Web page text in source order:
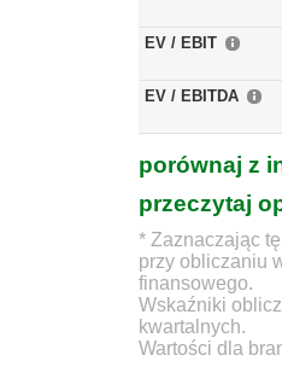
EV / EBIT
EV / EBITDA
porównaj z
przeczytaj
* Zaznaczając
przy obliczaniu
finansowego.
Wskaźniki
kwartalnych.
Wartości dla